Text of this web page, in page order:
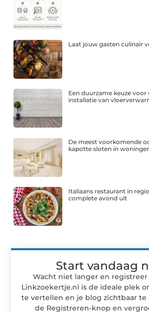
Laat jouw gasten culinair
Een duurzame keuze
installatie van
De meest voorkomende
kapotte sloten in
Italiaans restaurant in
complete avond uit
Start vandaag
Wacht niet langer en registreer
Linkzoekertje.nl is de ideale plek
te vertellen en je blog zichtbaar te
de Registreren-knop en